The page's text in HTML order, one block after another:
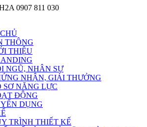
0907 811 030
THÔNG
THIỆU
NGŨ, NHÂN SỰ
NHẬN, GIẢI THƯỞNG
SƠ NĂNG LỰC
ĐỘNG
DỤNG
TRÌNH THIẾT KẾ